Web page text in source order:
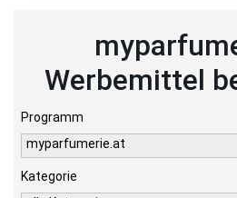
Werbemittel
Programm
myparfumerie.at
Kategorie